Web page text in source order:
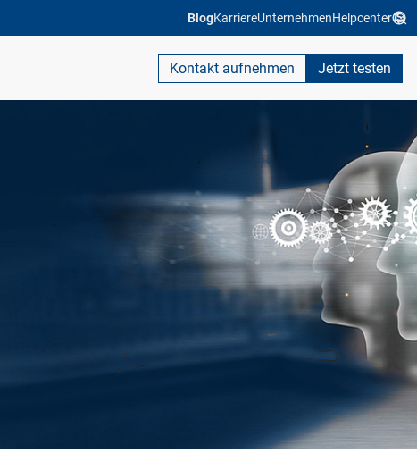
BlogKarriereUnternehmenHelpcenter
Kontakt aufnehmen Jetzt testen